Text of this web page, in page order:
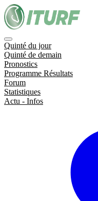
Quinté du jour
Quinté de demain
Pronostics
Programme Résultats
Forum
Statistiques
Actu - Infos